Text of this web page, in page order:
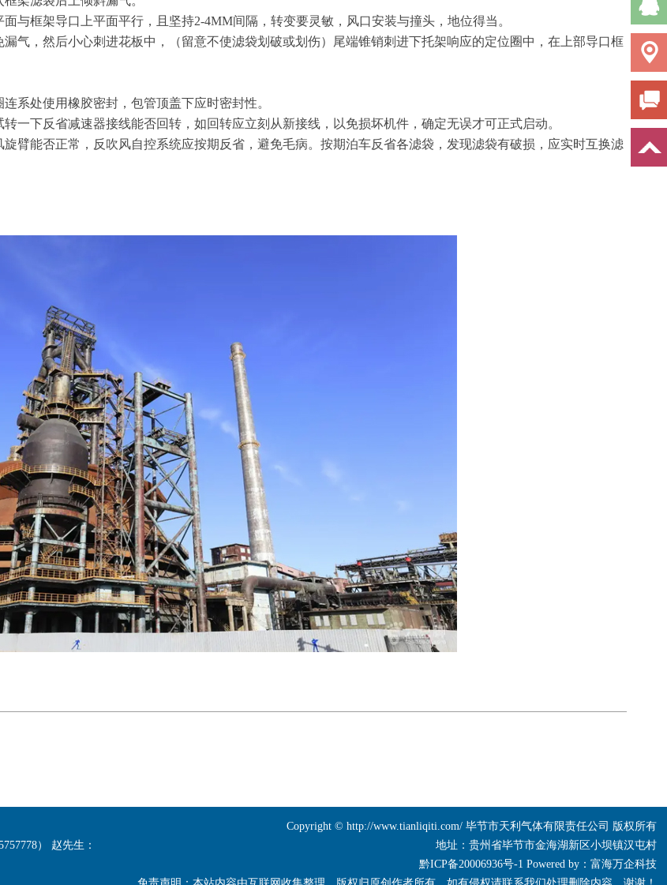
与框架导口上平面平行，且坚持2-4MM间隔，转变要灵敏，风口安装与撞头，地位得当。
气，然后小心刺进花板中，（留意不使滤袋划破或划伤）尾端锥销刺进下托架响应的定位圈中，在上部导口框
系处使用橡胶密封，包管顶盖下应时密封性。
一下反省减速器接线能否回转，如回转应立刻从新接线，以免损坏机件，确定无误才可正式启动。
臂能否正常，反吹风自控系统应按期反省，避免毛病。按期泊车反省各滤袋，发现滤袋有破损，应实时互换滤
） 赵先生：
Copyright © http://www.tianliqiti.com/ 毕节市天利气体有限责任公司 版权所有
地址：贵州省毕节市金海湖新区小坝镇汉屯村
黔ICP备20006936号-1 Powered by： 富海万企科技